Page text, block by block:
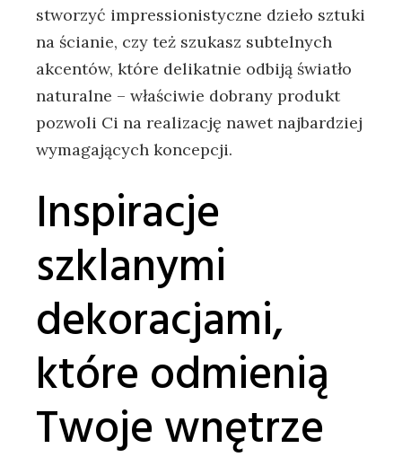
‌stworzyć impressionistyczne ⁣dzieło sztuki
na ścianie, czy też ⁢szukasz‌ subtelnych ​
akcentów, które delikatnie⁢ odbiją światło
⁣naturalne –⁤ właściwie dobrany ‌produkt
pozwoli Ci⁢ na ⁢realizację nawet⁣ najbardziej
wymagających⁢ koncepcji.
Inspiracje
szklanymi
dekoracjami,
które odmienią
Twoje wnętrze